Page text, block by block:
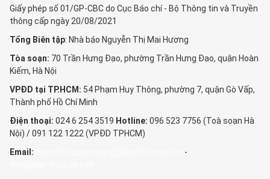
Giấy phép số 01/GP-CBC do Cục Báo chí - Bộ Thông tin và Truyền
thông cấp ngày 20/08/2021
Tổng Biên tập: Nhà báo Nguyễn Thị Mai Hương
Tòa soạn: 70 Trần Hưng Đạo, phường Trần Hưng Đạo, quận Hoàn
Kiếm, Hà Nội
VPĐD tại TP.HCM: 54 Phạm Huy Thông, phường 7, quận Gò Vấp,
Thành phố Hồ Chí Minh
Điện thoại: 024 6 254 3519 Hotline: 096 523 7756 (Toà soạn Hà
Nội) / 091 122 1222 (VPĐD TPHCM)
Email:
-